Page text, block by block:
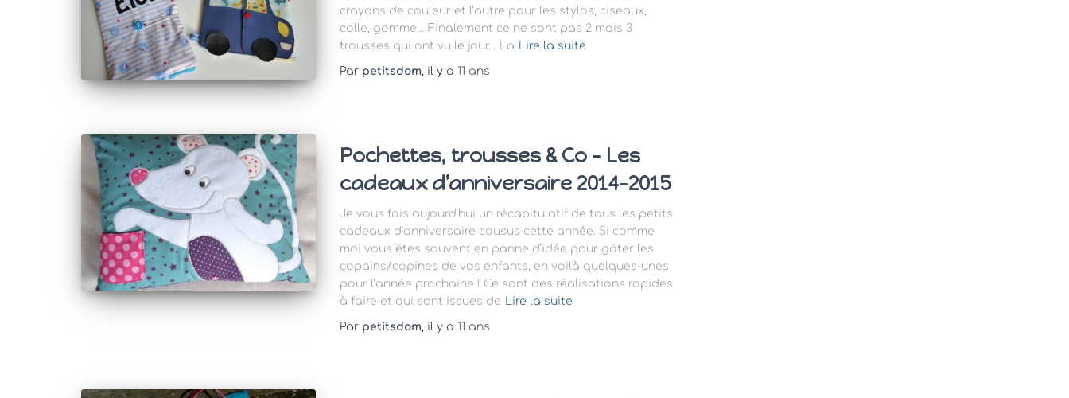
crayons de couleur et l’autre pour les stylos, ciseaux,
colle, gomme… Finalement ce ne sont pas 2 mais 3
trousses qui ont vu le jour… La Lire la suite
Par petitsdom, il y a 11 ans
Pochettes, trousses & Co – Les
cadeaux d’anniversaire 2014-2015
Je vous fais aujourd’hui un récapitulatif de tous les petits
cadeaux d’anniversaire cousus cette année. Si comme
moi vous êtes souvent en panne d’idée pour gâter les
copains/copines de vos enfants, en voilà quelques-unes
pour l’année prochaine ! Ce sont des réalisations rapides
à faire et qui sont issues de Lire la suite
Par petitsdom, il y a 11 ans